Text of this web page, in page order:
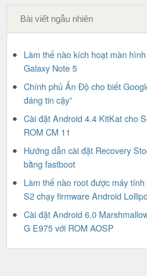
Bài viết ngẫu nhiên
Làm thế nào kích hoạt màn
Galaxy Note 5
Chính phủ Ấn Độ cho biết
đáng tin cậy”
Cài đặt Android 4.4 KitKat cho
ROM CM 11
Hướng dẫn cài đặt Recovery
bằng fastboot
Làm thế nào root được máy
S2 chạy firmware Android
Cài đặt Android 6.0
G E975 với ROM AOSP